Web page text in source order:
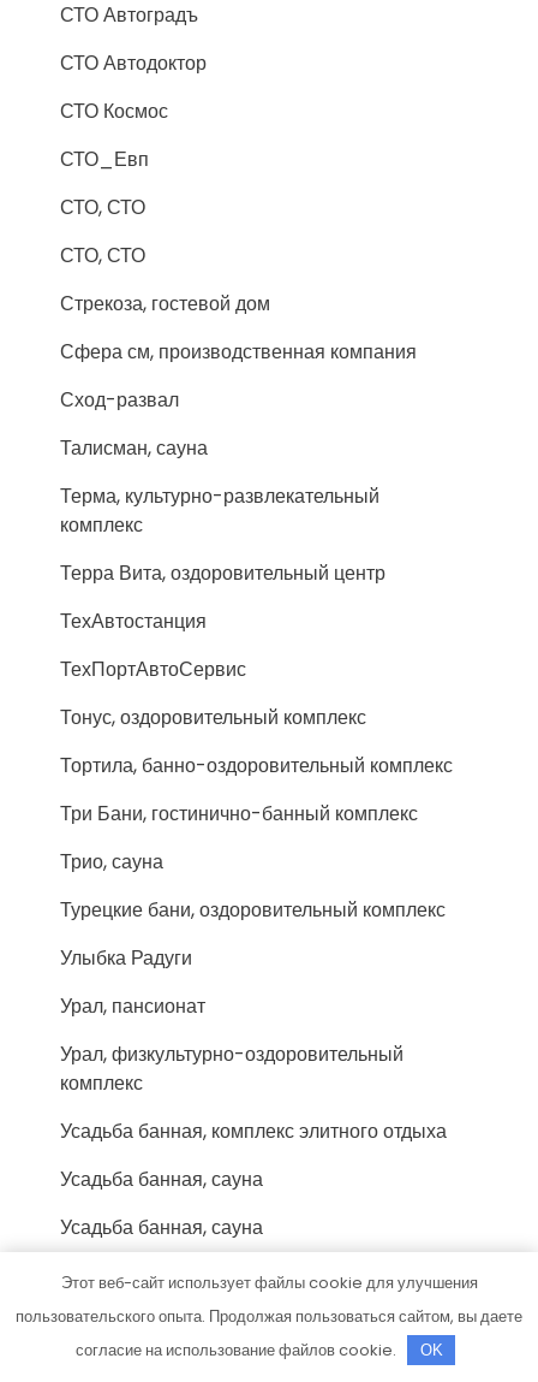
СТО Автоградъ
СТО Автодоктор
СТО Космос
СТО_Евп
СТО, СТО
СТО, СТО
Стрекоза, гостевой дом
Сфера см, производственная компания
Сход-развал
Талисман, сауна
Терма, культурно-развлекательный
комплекс
Терра Вита, оздоровительный центр
ТехАвтостанция
ТехПортАвтоСервис
Тонус, оздоровительный комплекс
Тортила, банно-оздоровительный комплекс
Три Бани, гостинично-банный комплекс
Трио, сауна
Турецкие бани, оздоровительный комплекс
Улыбка Радуги
Урал, пансионат
Урал, физкультурно-оздоровительный
комплекс
Усадьба банная, комплекс элитного отдыха
Усадьба банная, сауна
Усадьба банная, сауна
Учебный центр Миг
Феникс-Авто, сервис-маркет
Этот веб-сайт использует файлы cookie для улучшения
пользовательского опыта. Продолжая пользоваться сайтом, вы даете
согласие на использование файлов cookie.
OK